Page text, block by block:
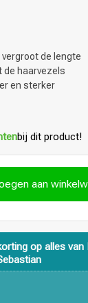
de lengte
de haarvezels
en sterker
bij dit product!
aan
op alles van